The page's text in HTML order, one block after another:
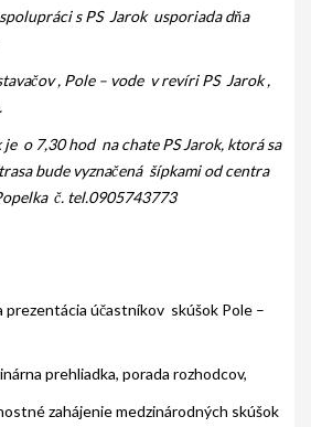
PP V ROKU 2026
SÚŤAŽ HRUBOSRSTÝCH
sPS Jarok usporiadadňa
, Pole – vode v revíriPS Jarok,
je o 7,30 hod na chate PS Jarok, ktorá sa
bude vyznačená šípkami od centra
č. tel.0905743773
účastníkov skúšok Pole –
prehliadka, porada rozhodcov,
zahájenie medzinárodných skúšok